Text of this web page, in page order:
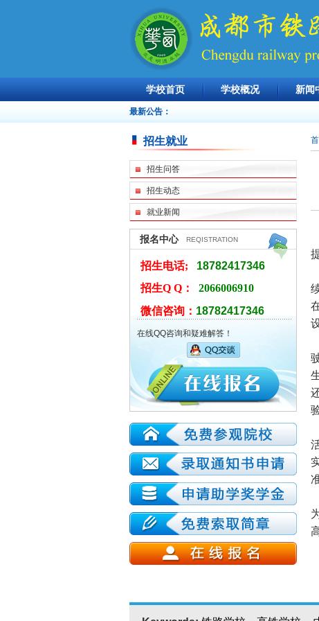
学校首页 学校概况 新闻
最新公告：
招生就业
招生问答
招生动态
就业新闻
报名中心 REQISTRATION
招生电话; 18782417346
招生Q Q： 2066006910
微信咨询： 18782417346
在线QQ咨询和疑难解答！